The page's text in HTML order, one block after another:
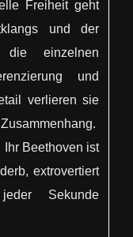
Freiheit geht
und der
die einzelnen
und
verlieren sie
Beethoven ist
extrovertiert
Sekunde